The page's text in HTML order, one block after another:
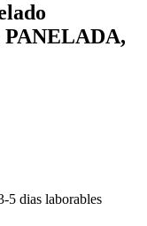
PANELADA,
5 dias laborables